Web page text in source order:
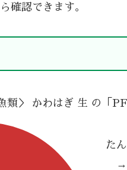
確認できます。
類＞ かわはぎ 生 の「
た
→